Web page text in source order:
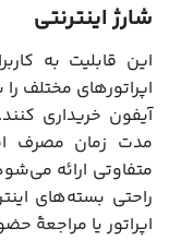
شارژ اینترنتی
این قابلیت به
اپراتورهای مختلف
آیفون خریداری
مدت زمان مصرف
متفاوتی ارائه
راحتی بسته‌های
اپراتور یا مراجعۀ